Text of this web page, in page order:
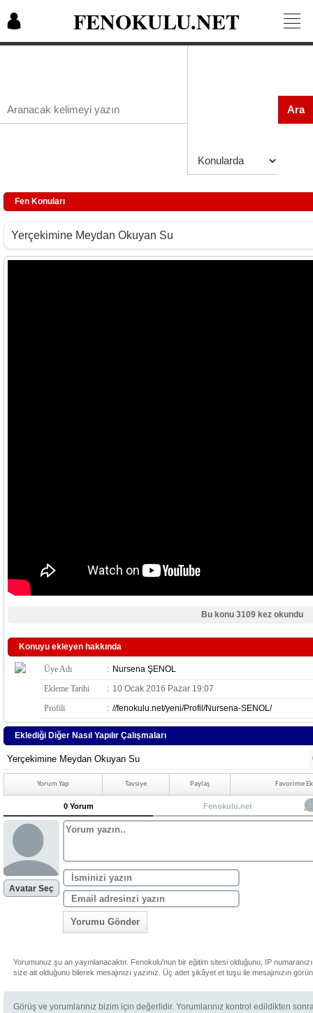
FENOKULU.NET
Ara
Fen Konuları
Yerçekimine Meydan Okuyan Su
Bu konu 3109 kez okundu
Konuyu ekleyen hakkında
Üye Adı : Nursena ŞENOL
Ekleme Tarihi
: 10 Ocak 2016 Pazar 19:07
Profili
: //fenokulu.net/yeni/Profil/Nursena-SENOL/
Eklediği Diğer Nasıl Yapılır Çalışmaları
Yerçekimine Meydan Okuyan Su
Yorum Yap Tavsiye Paylaş Favorime
0 Yorum Fenokulu.net
Avatar Seç
Yorumu Gönder
Yorumunuz şu an yayınlanacaktır. Fenokulu'nun bir eğitim sitesi olduğunu, IP
size ait olduğunu bilerek mesajınızı yazınız. Üç adet şikâyet et tuşu ile mesajınızın
Görüş ve yorumlarınız bizim için değerlidir. Yorumlarınız kontrol edildikten